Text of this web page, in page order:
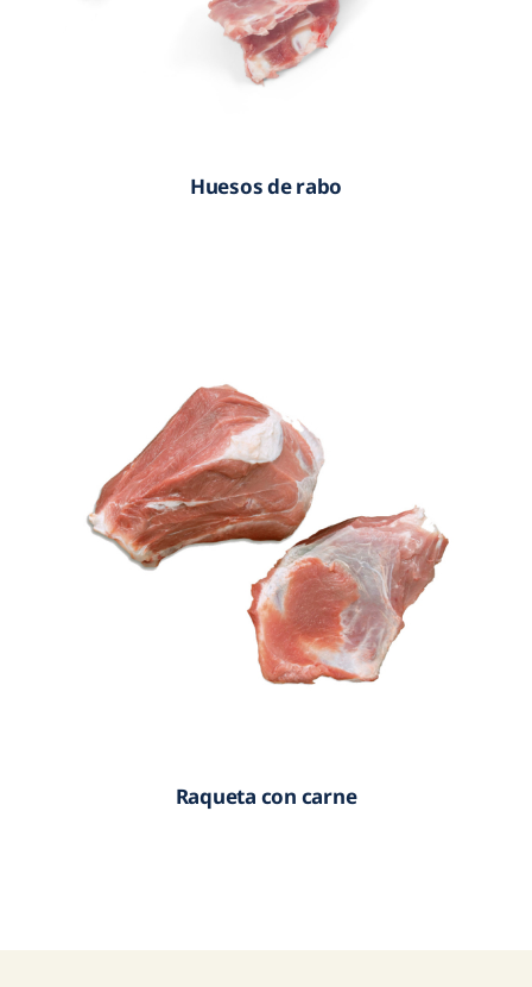
Huesos de rabo
Raqueta con carne